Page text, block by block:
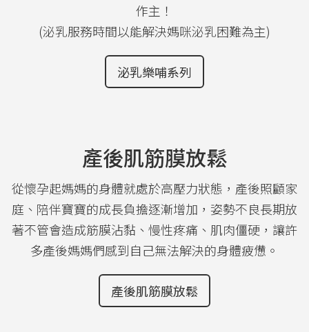
作主！
(泌乳服務時間以能解決媽咪泌乳困難為主)
泌乳樂哺系列
產後肌筋膜放鬆
從懷孕起媽媽的身體就處於高壓力狀態，產後照顧家
庭、陪伴寶寶的成長負擔逐漸增加，姿勢不良長期放
著不管會造成筋膜沾黏、慢性疼痛、肌肉僵硬，讓許
多產後媽媽們感到自己無法解決的身體疲憊。
產後肌筋膜放鬆